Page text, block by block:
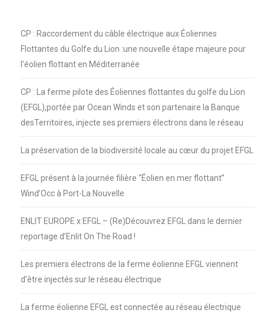
CP : Raccordement du câble électrique aux Éoliennes
Flottantes du Golfe du Lion :une nouvelle étape majeure pour
l’éolien flottant en Méditerranée
CP : La ferme pilote des Éoliennes flottantes du golfe du Lion
(EFGL),portée par Ocean Winds et son partenaire la Banque
desTerritoires, injecte ses premiers électrons dans le réseau
La préservation de la biodiversité locale au cœur du projet EFGL
EFGL présent à la journée filière “Éolien en mer flottant”
Wind’Occ à Port-La Nouvelle
ENLIT EUROPE x EFGL – (Re)Découvrez EFGL dans le dernier
reportage d’Enlit On The Road !
Les premiers électrons de la ferme éolienne EFGL viennent
d’être injectés sur le réseau électrique
La ferme éolienne EFGL est connectée au réseau électrique